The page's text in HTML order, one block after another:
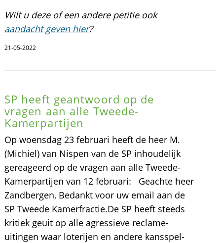
Wilt u deze of een andere petitie ook
aandacht geven hier?
21-05-2022
SP heeft geantwoord op de
vragen aan alle Tweede-
Kamerpartijen
Op woensdag 23 februari heeft de heer M.
(Michiel) van Nispen van de SP inhoudelijk
gereageerd op de vragen aan alle Tweede-
Kamerpartijen van 12 februari: Geachte heer
Zandbergen, Bedankt voor uw email aan de
SP Tweede Kamerfractie.De SP heeft steeds
kritiek geuit op alle agressieve reclame-
uitingen waar loterijen en andere kansspel-